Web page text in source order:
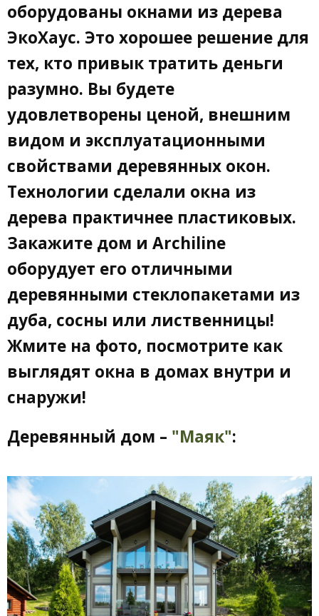
оборудованы окнами из дерева
ЭкоХаус. Это хорошее решение для
тех, кто привык тратить деньги
разумно. Вы будете
удовлетворены ценой, внешним
видом и эксплуатационными
свойствами деревянных окон.
Технологии сделали окна из
дерева практичнее пластиковых.
Закажите дом и Archiline
оборудует его отличными
деревянными стеклопакетами из
дуба, сосны или лиственницы!
Жмите на фото, посмотрите как
выглядят окна в домах внутри и
снаружи!
Деревянный дом – "Маяк":